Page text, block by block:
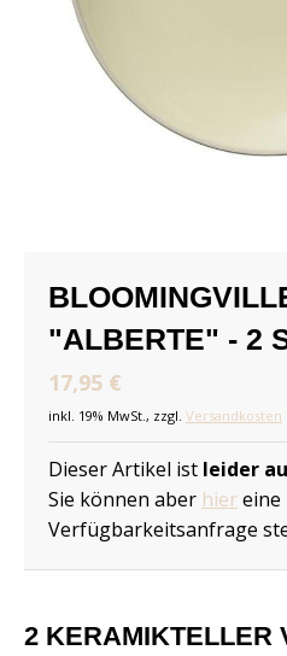
"ALBERTE" - 2
17,95 €
inkl. 19% MwSt., zzgl. Versandkosten
Dieser Artikel ist leider
Sie können aber hiereine
Verfügbarkeitsanfrage
2 KERAMIKTELLER